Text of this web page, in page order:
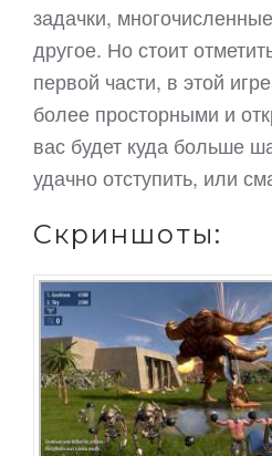
задачки,
другое. Но стоит
первой части, в этой
более просторными и
вас будет куда больше
удачно отступить, или
Скриншоты: